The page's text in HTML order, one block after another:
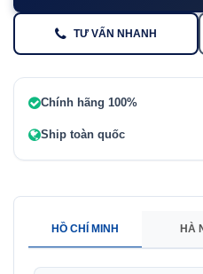
TƯ VẤN NHANH
Chính hãng 100%
Ship toàn quốc
HỒ CHÍ MINH HÀ